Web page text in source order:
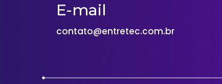
E-mail
contato@entretec.com.br